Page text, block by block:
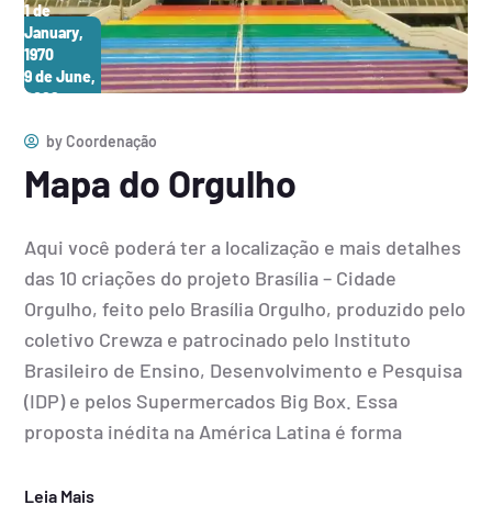
1 de
January,
1970
9 de June,
2026
byCoordenação
Mapa do Orgulho
Aqui você poderá ter a localização e mais detalhes
das 10 criações do projeto Brasília – Cidade
Orgulho, feito pelo Brasília Orgulho, produzido pelo
coletivo Crewza e patrocinado pelo Instituto
Brasileiro de Ensino, Desenvolvimento e Pesquisa
(IDP) e pelos Supermercados Big Box. Essa
proposta inédita na América Latina é forma
Leia Mais